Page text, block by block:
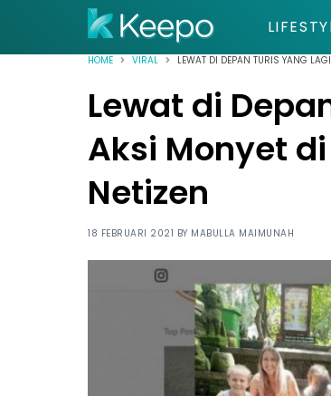
HOME VIRAL LEWAT DI DEPAN TURIS YANG
Lewat di
Aksi Monyet
Netizen
18 FEBRUARI 2021 BY MABULLA MAIMUNAH